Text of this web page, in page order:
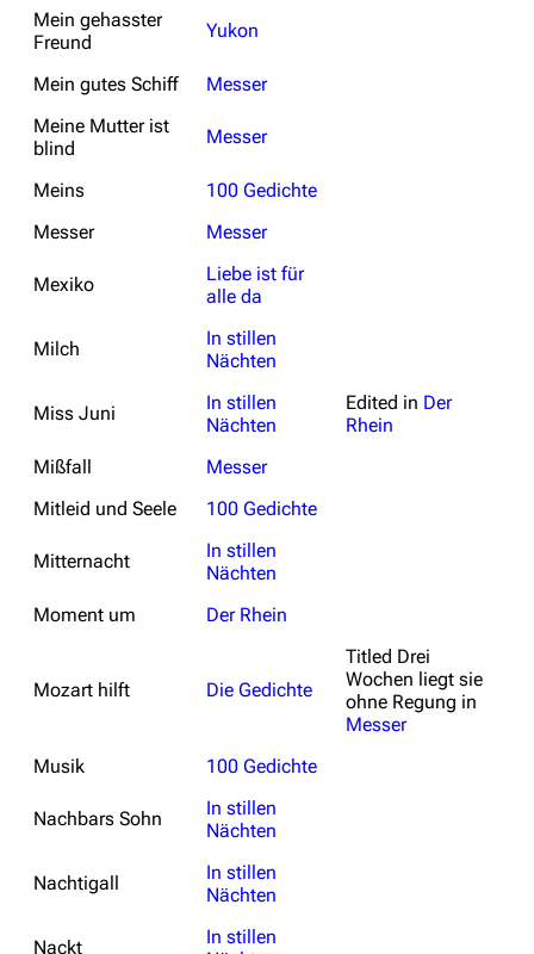
Mein gehasster
Freund
Yukon
Mein gutes Schiff
Messer
Meine Mutter ist
blind
Messer
Meins
100 Gedichte
Messer
Messer
Mexiko
Liebe ist für
alle da
Milch
In stillen
Nächten
Miss Juni
In stillen
Nächten
Edited in Der
Rhein
Mißfall
Messer
Mitleid und Seele
100 Gedichte
Mitternacht
In stillen
Nächten
Moment um
Der Rhein
Mozart hilft Die Gedichte
Titled Drei
Wochen liegt sie
ohne Regung in
Messer
Musik
100 Gedichte
Nachbars Sohn
In stillen
Nächten
Nachtigall
In stillen
Nächten
Nackt
In stillen